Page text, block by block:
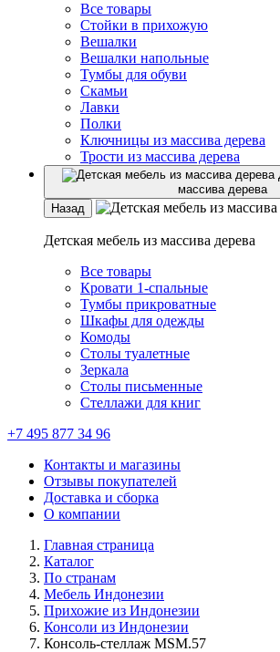
Все товары
Стойки в прихожую
Вешалки
Вешалки напольные
Тумбы для обуви
Скамьи
Лавки
Полки
Ключницы из массива дерева
Трости из массива дерева
Детская мебель из
массива дерева
Назад
Детская мебель из массива дерева
Все товары
Кровати 1-спальные
Тумбы прикроватные
Шкафы для одежды
Комоды
Столы туалетные
Зеркала
Столы письменные
Стеллажи для книг
+7 495 877 34 96
Контакты и магазины
Отзывы покупателей
Доставка и сборка
О компании
Главная страница
Каталог
По странам
Мебель Индонезии
Прихожие из Индонезии
Консоли из Индонезии
Консоль-стеллаж MSM.57